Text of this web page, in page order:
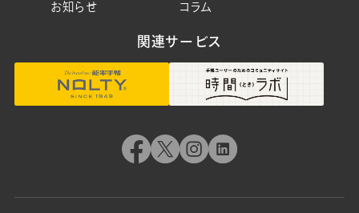
お知らせ コラム
関連サービス